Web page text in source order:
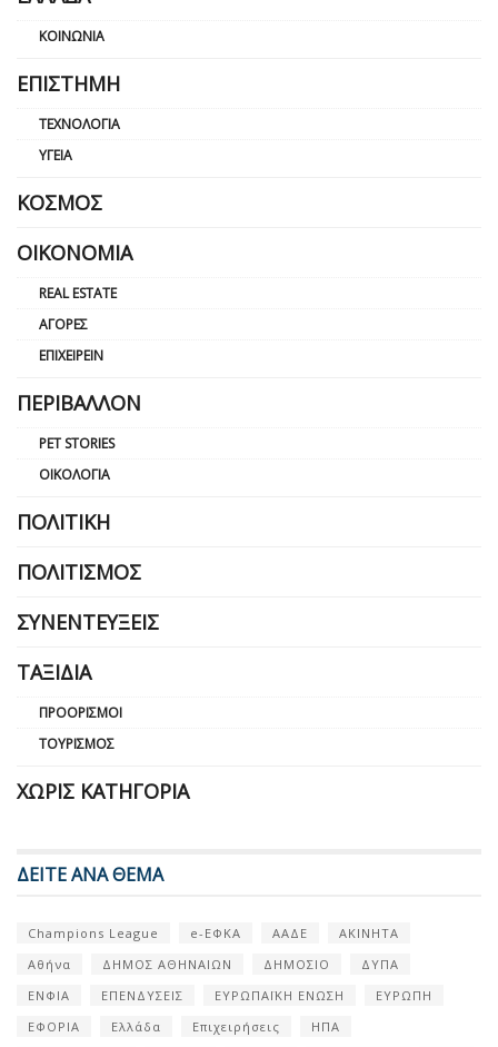
ΚΟΙΝΩΝΊΑ
ΕΠΙΣΤΉΜΗ
ΤΕΧΝΟΛΟΓΊΑ
ΥΓΕΊΑ
ΚΌΣΜΟΣ
ΟΙΚΟΝΟΜΊΑ
REAL ESTATE
ΑΓΟΡΈΣ
ΕΠΙΧΕΙΡΕΊΝ
ΠΕΡΙΒΆΛΛΟΝ
PET STORIES
ΟΙΚΟΛΟΓΊΑ
ΠΟΛΙΤΙΚΉ
ΠΟΛΙΤΙΣΜΌΣ
ΣΥΝΕΝΤΕΎΞΕΙΣ
ΤΑΞΊΔΙΑ
ΠΡΟΟΡΙΣΜΟΊ
ΤΟΥΡΙΣΜΌΣ
ΧΩΡΊΣ ΚΑΤΗΓΟΡΊΑ
ΔΕΙΤΕ ΑΝΑ ΘΕΜΑ
Champions League e-ΕΦΚΑ ΑΑΔΕ
ΑΚΙΝΗΤΑ
Αθήνα
ΔΗΜΟΣ ΑΘΗΝΑΙΩΝ ΔΗΜΟΣΙΟ
ΔΥΠΑ
ΕΝΦΙΑ
ΕΠΕΝΔΥΣΕΙΣ ΕΥΡΩΠΑΪΚΗ ΕΝΩΣΗ
ΕΥΡΩΠΗ
ΕΦΟΡΙΑ
Ελλάδα Επιχειρήσεις
ΗΠΑ